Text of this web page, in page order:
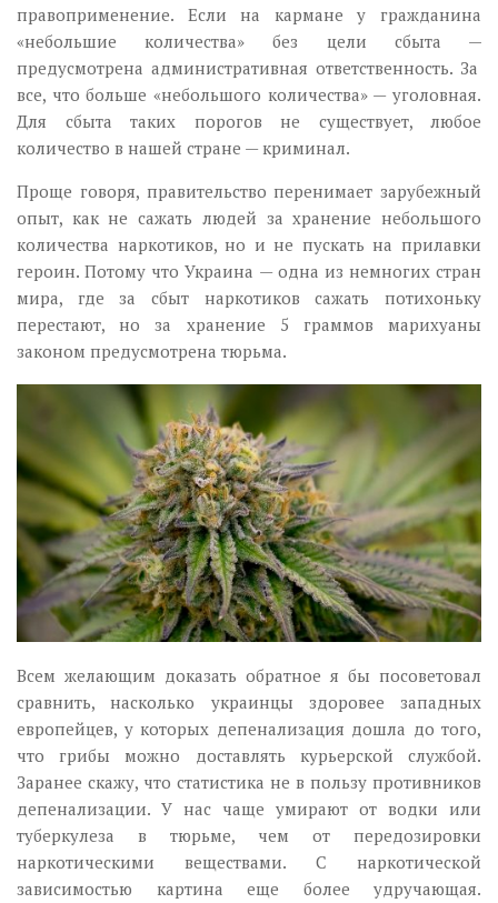
правоприменение. Если на кармане у гражданина
«небольшие количества»без цели сбыта —
предусмотрена административная ответственность. За
все, что больше «небольшого количества» —уголовная.
Для сбыта таких порогов не существует, любое
количество в нашей стране —криминал.
Проще говоря, правительство перенимает зарубежный
опыт, как не сажать людей за хранение небольшого
количества наркотиков, но и не пускать на прилавки
героин. Потому что Украина — одна из немногих стран
мира, где за сбыт наркотиков сажать потихоньку
перестают, но за хранение 5 граммов марихуаны
законом предусмотрена тюрьма.
Всем желающим доказать обратное я бы посоветовал
сравнить, насколько украинцы здоровее западных
европейцев, у которых депенализация дошла до того,
что грибы можно доставлять курьерской службой.
Заранее скажу, что статистика не в пользу противников
депенализации. У нас чаще умирают от водки или
туберкулеза в тюрьме, чем от передозировки
наркотическими веществами. С наркотической
зависимостью картина еще более удручающая.